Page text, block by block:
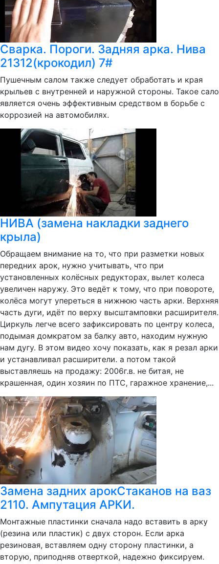
Сварка. Пороги. Задняя арка. Нива
21312(крокодил) 7#
Пушечным салом также следует обработать и края
крыльев с внутренней и наружной стороны. Такое сало
является очень эффективным средством в борьбе с
коррозией на автомобилях.
НИВА (замена накладки заднего
крыла)
Обращаем внимание на то, что при разметки новых
передних арок, нужно учитывать, что при
установленных колёсных редукторах, вылет колеса
увеличен наружу. Это ведёт к тому, что при повороте,
колёса могут упереться в нижнюю часть арки. Верхняя
часть дуги, идёт по верху высштамповки расширителя.
Циркуль легче всего зафиксировать по центру колеса,
подымая домкратом за балку авто, находим нужную
нам дугу. В этом видео хочу показать, как я резал арки
и устанавливал расширители. а потом такой
выставляешь на продажу: 2006г.в. не битая, не
крашенная, один хозяин по ПТС, гаражное хранение,...
Замена задних арокСтаканов на ваз
2110. Ампутация АРКИ.
Монтажные пластинки сначала надо вставить в арку
(резина или пластик) с двух сторон. Если арка
резиновая, вставляем одну сторону пластинки, а
вторую, приподняв отверткой, надежно фиксируем.